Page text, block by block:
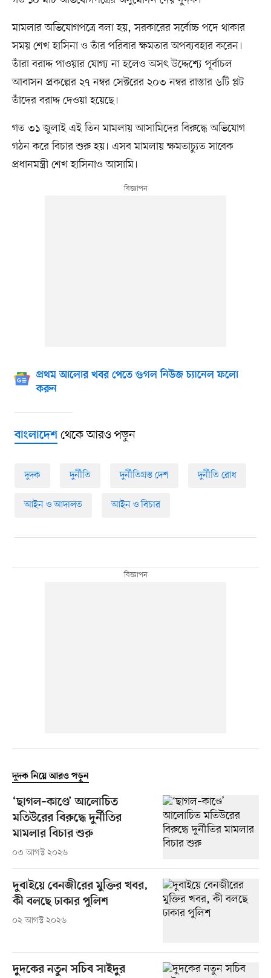
মামলার অভিযোগপত্রে বলা হয়, সরকারের সর্বোচ্চ পদে থাকার
সময় শেখ হাসিনা ও তাঁর পরিবার ক্ষমতার অপব্যবহার করেন।
তাঁরা বরাদ্দ পাওয়ার যোগ্য না হলেও অসৎ উদ্দেশ্যে পূর্বাচল
আবাসন প্রকল্পের ২৭ নম্বর সেক্টরের ২০৩ নম্বর রাস্তার ৬টি প্লট
তাঁদের বরাদ্দ দেওয়া হয়েছে।
গত ৩১ জুলাই এই তিন মামলায় আসামিদের বিরুদ্ধে অভিযোগ
গঠন করে বিচার শুরু হয়। এসব মামলায় ক্ষমতাচ্যুত সাবেক
প্রধানমন্ত্রী শেখ হাসিনাও আসামি।
প্রথম আলোর খবর পেতে গুগল নিউজ চ্যানেল ফলো
করুন
বাংলাদেশথেকে আরও পড়ুন
দুদক দুর্নীতি দুর্নীতিগ্রস্ত দেশ দুর্নীতি রোধ
আইন ও আদালত আইন ও বিচার
দুদক নিয়ে আরও পড়ুন
‘ছাগল–কাণ্ডে’ আলোচিত
মতিউরের বিরুদ্ধে দুর্নীতির
মামলার বিচার শুরু
০৩ আগস্ট ২০২৬
দুবাইয়ে বেনজীরের মুক্তির খবর,
কী বলছে ঢাকার পুলিশ
০২ আগস্ট ২০২৬
দুদকের নতুন সচিব সাইদুর